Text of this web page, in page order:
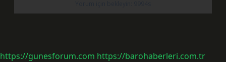
https://gunesforum.com https://barohaberleri.com.tr